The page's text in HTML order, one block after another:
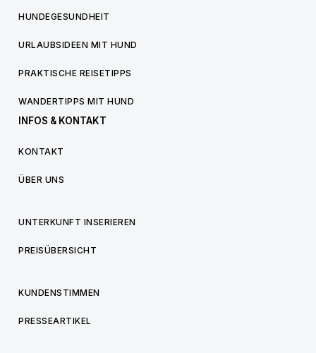
HUNDEGESUNDHEIT
URLAUBSIDEEN MIT HUND
PRAKTISCHE REISETIPPS
WANDERTIPPS MIT HUND
INFOS & KONTAKT
KONTAKT
ÜBER UNS
UNTERKUNFT INSERIEREN
PREISÜBERSICHT
KUNDENSTIMMEN
PRESSEARTIKEL